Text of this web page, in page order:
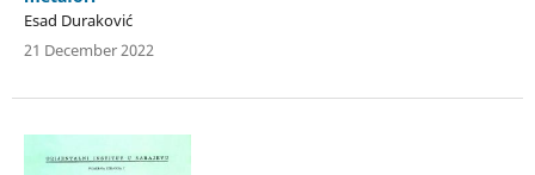
Esad Duraković
21 December 2022